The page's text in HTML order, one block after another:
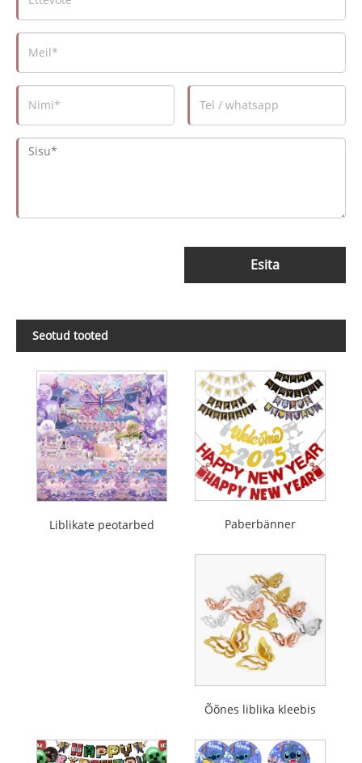
Esita
Seotud tooted
Liblikate peotarbed Paberbänner
Õõnes liblika kleebis